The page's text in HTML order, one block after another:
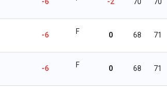
-6 F 0 68 71
-6 F 0 68 71